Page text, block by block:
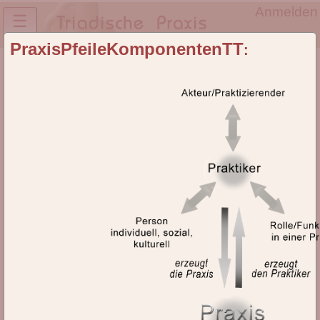
Anmelden
☰
Webseite für Modelle, nur im Änderungsmodus sichtbar.
F G H
R T
Prä
Praktiken, individuell MitKreis PNGPraktiken, individuelle
Praktiken-DimensionenTT
PraxisPfeileKomponentenTT: